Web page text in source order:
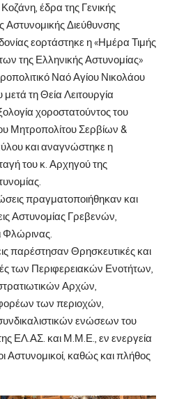
έδρα της Γενικής
Αστυνομικής Διεύθυνσης
εορτάστηκε η «Ημέρα Τιμής
της Ελληνικής Αστυνομίας»
Ναό Αγίου Νικολάου
τη Θεία Λειτουργία
χοροστατούντος του
Μητροπολίτου Σερβίων &
και αναγνώστηκε η
του κ. Αρχηγού της
πραγματοποιήθηκαν και
Αστυνομίας Γρεβενών,
Φλώρινας.
παρέστησαν Θρησκευτικές και
των Περιφερειακών Ενοτήτων,
Αρχών,
των περιοχών,
ενώσεων του
ΕΛ.ΑΣ. και Μ.Μ.Ε., εν ενεργεία
Αστυνομικοί, καθώς και πλήθος